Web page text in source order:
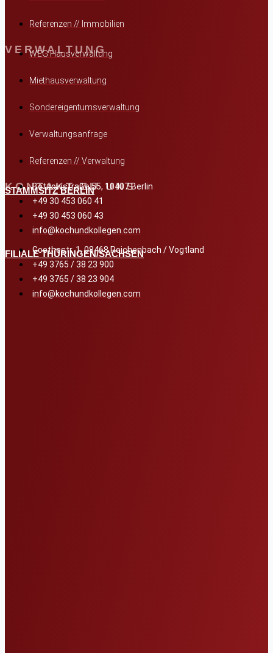
Referenzen // Immobilien
VERWALTUNG
WEG Hausverwaltung
Miethausverwaltung
Sondereigentumsverwaltung
Verwaltungsanfrage
Referenzen // Verwaltung
KONTAKT ZU UNS
STAMMSITZ BERLIN
Bötzowstraße 55, 10407 Berlin
+49 30 453 060 41
+49 30 453 060 43
info@kochundkollegen.com
FILIALE THÜRINGEN/SACHSEN
Goethestr. 1, 08468 Reichenbach / Vogtland
+49 3765 / 38 23 900
+49 3765 / 38 23 904
info@kochundkollegen.com